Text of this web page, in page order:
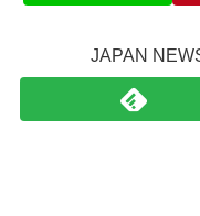
JAPAN